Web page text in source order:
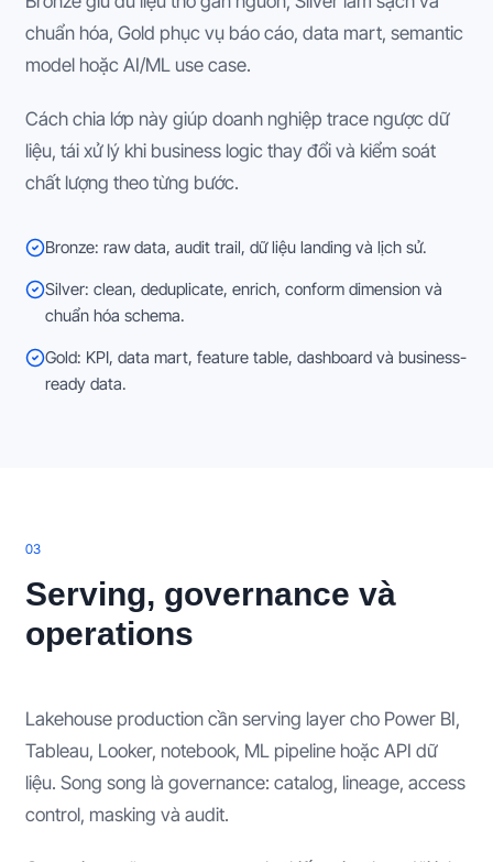
chuẩn hóa, Gold phục vụ báo cáo, data mart, semantic
model hoặc AI/ML use case.
Cách chia lớp này giúp doanh nghiệp trace ngược dữ
liệu, tái xử lý khi business logic thay đổi và kiểm soát
chất lượng theo từng bước.
Bronze: raw data, audit trail, dữ liệu landing và lịch sử.
Silver: clean, deduplicate, enrich, conform dimension và
chuẩn hóa schema.
Gold: KPI, data mart, feature table, dashboard và business-
ready data.
03
Serving, governance và
operations
Lakehouse production cần serving layer cho Power BI,
Tableau, Looker, notebook, ML pipeline hoặc API dữ
liệu. Song song là governance: catalog, lineage, access
control, masking và audit.